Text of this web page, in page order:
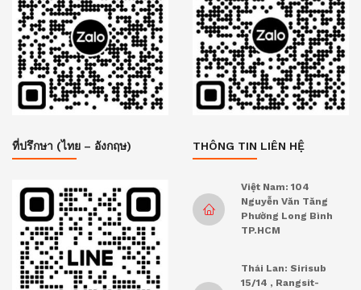
ที่ปรึกษา (ไทย – อังกฤษ) THÔNG TIN LIÊN HỆ
Việt Nam: 104
Nguyễn Văn Tăng
Phường Long Bình
TP.HCM
Thái Lan: Sirisub
15/14 , Rangsit-